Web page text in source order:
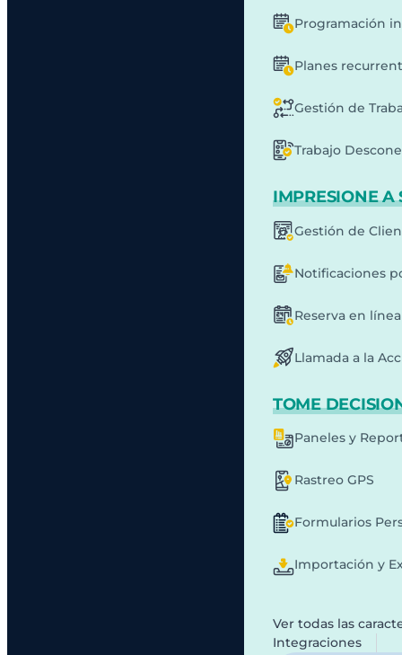
Programación
Planes
Gestión de
Trabajo
IMPRESIONE A
Gestión de
Notificaciones
Reserva en línea
Llamada a la
TOME
Paneles y
Rastreo GPS
Formularios
Importación y
Ver todas las
Integraciones